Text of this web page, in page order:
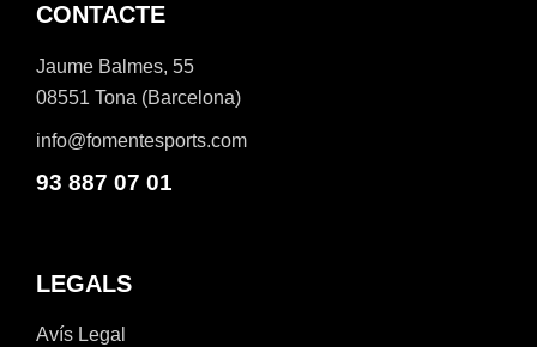
CONTACTE
Jaume Balmes, 55
08551 Tona (Barcelona)
info@fomentesports.com
93 887 07 01
LEGALS
Avís Legal